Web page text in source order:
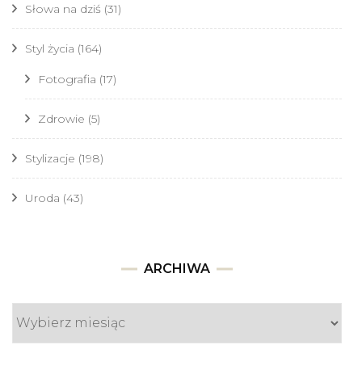
Słowa na dziś (31)
Styl życia (164)
Fotografia (17)
Zdrowie (5)
Stylizacje (198)
Uroda (43)
ARCHIWA
Archiwa